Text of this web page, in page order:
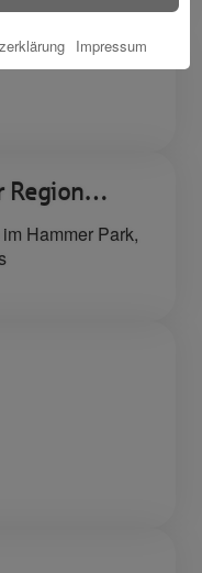
Region…
Hammer Park,
Impressum